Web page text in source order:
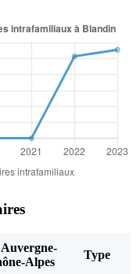
Alpes
Type